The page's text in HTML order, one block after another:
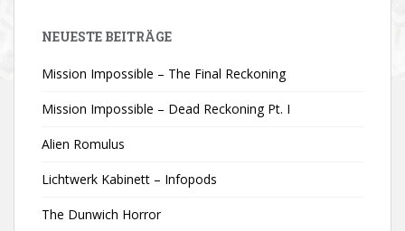
NEUESTE BEITRÄGE
Mission Impossible – The Final Reckoning
Mission Impossible – Dead Reckoning Pt. I
Alien Romulus
Lichtwerk Kabinett – Infopods
The Dunwich Horror